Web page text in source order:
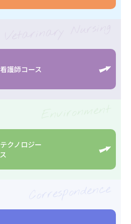
護師コース
クノロジー